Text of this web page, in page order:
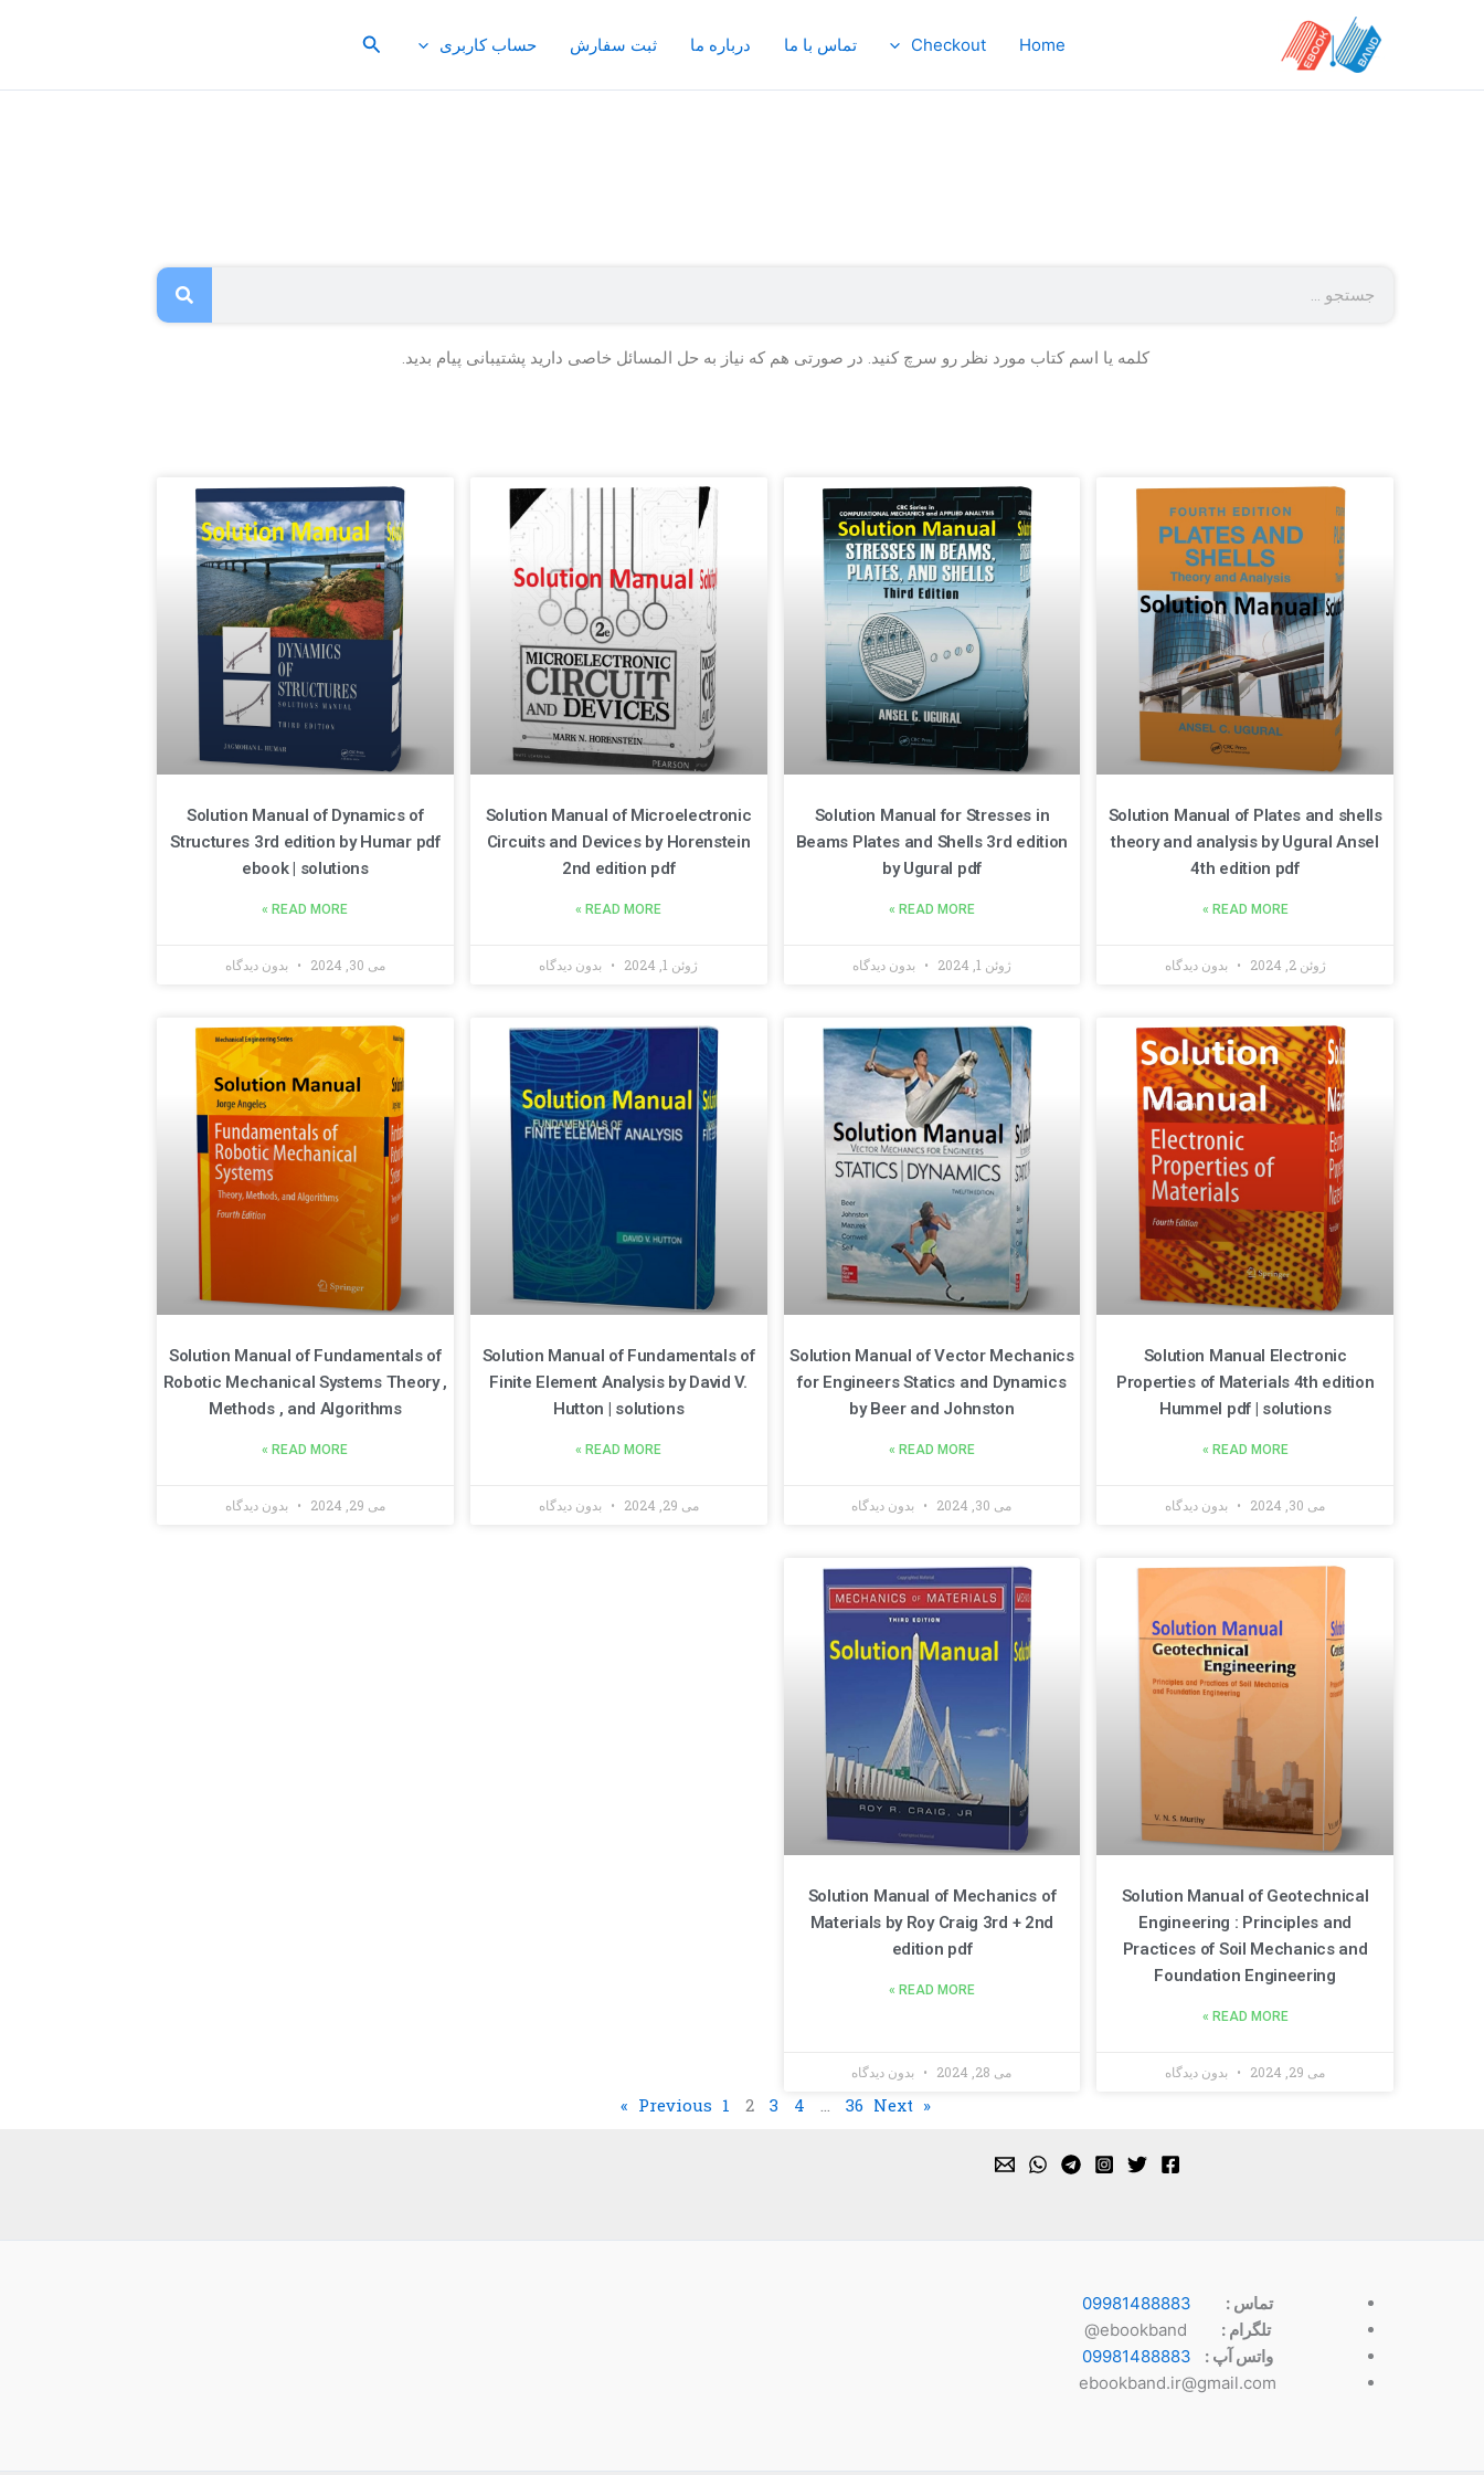
Home
Checkout تماس با ما درباره ما ثبت سفارش حساب کاربری جستجو
کلمه یا اسم کتاب مورد نظر رو سرچ کنید. در صورتی هم که نیاز به حل المسائل خاصی دارید پشتیبانی پیام بدید.
Solution Manual of Plates and shells
theory and analysis by Ugural Ansel
4th edition pdf
READ MORE »
ژوئن 2, 2024 بدون دیدگاه
Solution Manual for Stresses in
Beams Plates and Shells 3rd edition
by Ugural pdf
READ MORE »
ژوئن 1, 2024 بدون دیدگاه
Solution Manual of Microelectronic
Circuits and Devices by Horenstein
2nd edition pdf
READ MORE »
ژوئن 1, 2024 بدون دیدگاه
Solution Manual of Dynamics of
Structures 3rd edition by Humar pdf
ebook | solutions
READ MORE »
می 30, 2024 بدون دیدگاه
Solution Manual Electronic
Properties of Materials 4th edition
Hummel pdf | solutions
READ MORE »
می 30, 2024 بدون دیدگاه
Solution Manual of Vector Mechanics
for Engineers Statics and Dynamics
by Beer and Johnston
READ MORE »
می 30, 2024 بدون دیدگاه
Solution Manual of Fundamentals of
Finite Element Analysis by David V.
Hutton | solutions
READ MORE »
می 29, 2024 بدون دیدگاه
Solution Manual of Fundamentals of
Robotic Mechanical Systems Theory ,
Methods , and Algorithms
READ MORE »
می 29, 2024 بدون دیدگاه
Solution Manual of Geotechnical
Engineering : Principles and
Practices of Soil Mechanics and
Foundation Engineering
READ MORE »
می 29, 2024 بدون دیدگاه
Solution Manual of Mechanics of
Materials by Roy Craig 3rd + 2nd
edition pdf
READ MORE »
می 28, 2024 بدون دیدگاه
« Previous
Page
1
Page
2 3 4
Page
36 Next »
تماس :
09981488883
تلگرام :
واتس آپ :
09981488883
ebookband.ir@gmail.com